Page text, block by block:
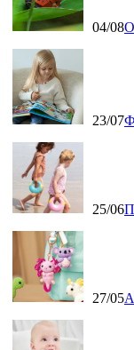
04/08
23/07
25/06
27/05